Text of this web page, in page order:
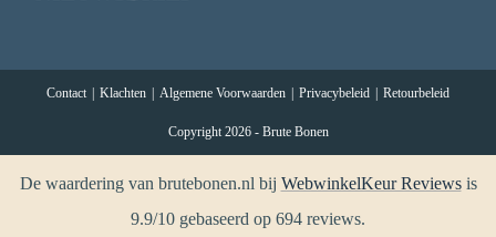
Contact Klachten Algemene Voorwaarden Privacybeleid Retourbeleid
Copyright 2026 - Brute Bonen
De waardering van brutebonen.nl bij WebwinkelKeur Reviewsis
9.9/10 gebaseerd op 694 reviews.